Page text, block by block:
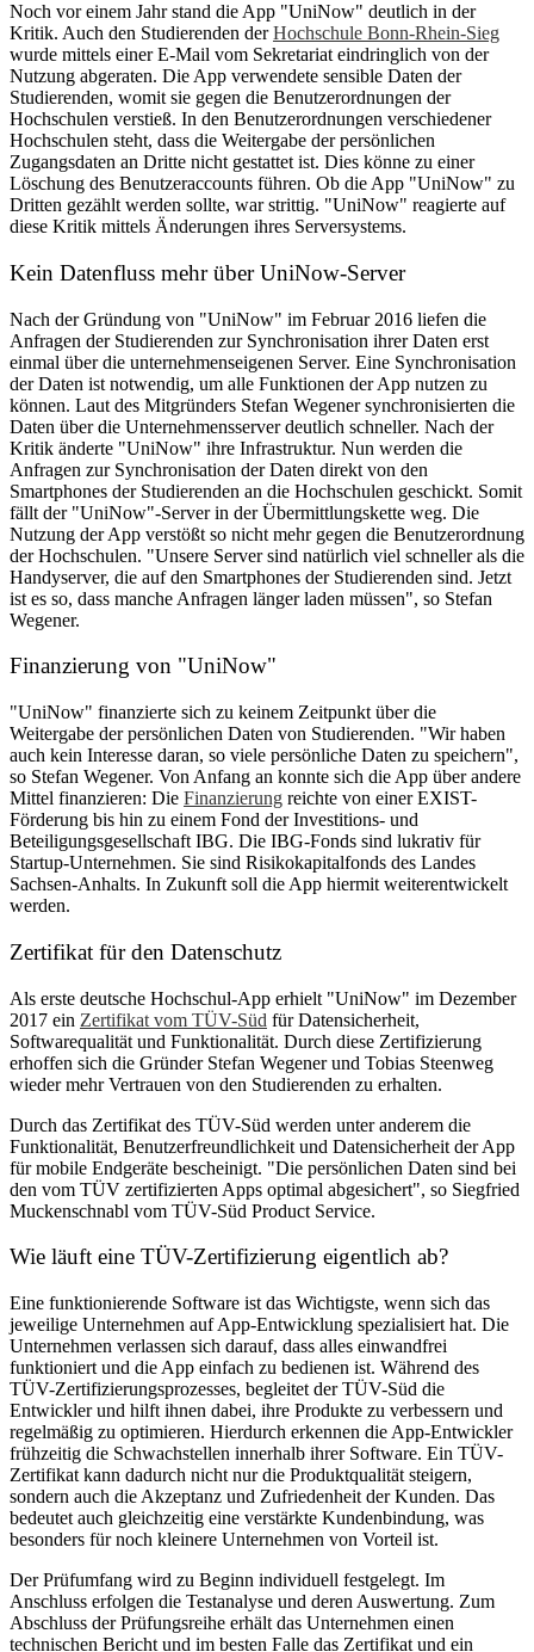
Noch vor einem Jahr stand die App "UniNow" deutlich in der
Kritik. Auch den Studierenden derHochschule Bonn-Rhein-Sieg
wurde mittels einer E-Mail vom Sekretariat eindringlich von der
Nutzung abgeraten. Die App verwendete sensible Daten der
Studierenden, womit sie gegen die Benutzerordnungen der
Hochschulen verstieß. In den Benutzerordnungen verschiedener
Hochschulen steht, dass die Weitergabe der persönlichen
Zugangsdaten an Dritte nicht gestattet ist. Dies könne zu einer
Löschung des Benutzeraccounts führen. Ob die App "UniNow" zu
Dritten gezählt werden sollte, war strittig. "UniNow" reagierte auf
diese Kritik mittels Änderungen ihres Serversystems.
Kein Datenfluss mehr über UniNow-Server
Nach der Gründung von "UniNow" im Februar 2016 liefen die
Anfragen der Studierenden zur Synchronisation ihrer Daten erst
einmal über die unternehmenseigenen Server. Eine Synchronisation
der Daten ist notwendig, um alle Funktionen der App nutzen zu
können. Laut des Mitgründers Stefan Wegener synchronisierten die
Daten über die Unternehmensserver deutlich schneller. Nach der
Kritik änderte "UniNow" ihre Infrastruktur. Nun werden die
Anfragen zur Synchronisation der Daten direkt von den
Smartphones der Studierenden an die Hochschulen geschickt. Somit
fällt der "UniNow"-Server in der Übermittlungskette weg. Die
Nutzung der App verstößt so nicht mehr gegen die Benutzerordnung
der Hochschulen. "Unsere Server sind natürlich viel schneller als die
Handyserver, die auf den Smartphones der Studierenden sind. Jetzt
ist es so, dass manche Anfragen länger laden müssen", so Stefan
Wegener.
Finanzierung von "UniNow"
"UniNow" finanzierte sich zu keinem Zeitpunkt über die
Weitergabe der persönlichen Daten von Studierenden. "Wir haben
auch kein Interesse daran, so viele persönliche Daten zu speichern",
so Stefan Wegener. Von Anfang an konnte sich die App über andere
Mittel finanzieren: Die Finanzierung reichte von einer EXIST-
Förderung bis hin zu einem Fond der Investitions- und
Beteiligungsgesellschaft IBG. Die IBG-Fonds sind lukrativ für
Startup-Unternehmen. Sie sind Risikokapitalfonds des Landes
Sachsen-Anhalts. In Zukunft soll die App hiermit weiterentwickelt
werden.
Zertifikat für den Datenschutz
Als erste deutsche Hochschul-App erhielt "UniNow" im Dezember
2017 ein Zertifikat vom TÜV-Süd für Datensicherheit,
Softwarequalität und Funktionalität. Durch diese Zertifizierung
erhoffen sich die Gründer Stefan Wegener und Tobias Steenweg
wieder mehr Vertrauen von den Studierenden zu erhalten.
Durch das Zertifikat des TÜV-Süd werden unter anderem die
Funktionalität, Benutzerfreundlichkeit und Datensicherheit der App
für mobile Endgeräte bescheinigt. "Die persönlichen Daten sind bei
den vom TÜV zertifizierten Apps optimal abgesichert", so Siegfried
Muckenschnabl vom TÜV-Süd Product Service.
Wie läuft eine TÜV-Zertifizierung eigentlich ab?
Eine funktionierende Software ist das Wichtigste, wenn sich das
jeweilige Unternehmen auf App-Entwicklung spezialisiert hat. Die
Unternehmen verlassen sich darauf, dass alles einwandfrei
funktioniert und die App einfach zu bedienen ist. Während des
TÜV-Zertifizierungsprozesses, begleitet der TÜV-Süd die
Entwickler und hilft ihnen dabei, ihre Produkte zu verbessern und
regelmäßig zu optimieren. Hierdurch erkennen die App-Entwickler
frühzeitig die Schwachstellen innerhalb ihrer Software. Ein TÜV-
Zertifikat kann dadurch nicht nur die Produktqualität steigern,
sondern auch die Akzeptanz und Zufriedenheit der Kunden. Das
bedeutet auch gleichzeitig eine verstärkte Kundenbindung, was
besonders für noch kleinere Unternehmen von Vorteil ist.
Der Prüfumfang wird zu Beginn individuell festgelegt. Im
Anschluss erfolgen die Testanalyse und deren Auswertung. Zum
Abschluss der Prüfungsreihe erhält das Unternehmen einen
technischen Bericht und im besten Falle das Zertifikat und ein